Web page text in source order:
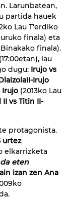
Larunbatean,
partida hauek
Lau T'erdiko
finala) eta
Binakako finala).
lau
dugu: Irujo vs
Irujo
Irujo (2013ko Lau
II vs Titin II-
protagonista.
urtez
elkarrizketa
eten
izan zen Ana